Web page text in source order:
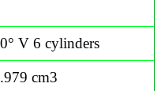
V 6 cylinders
cm3